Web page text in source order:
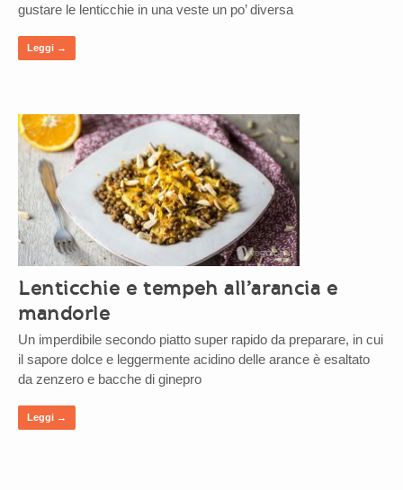
gustare le lenticchie in una veste un po’ diversa
Leggi →
Lenticchie e tempeh all’arancia e
mandorle
Un imperdibile secondo piatto super rapido da preparare, in cui
il sapore dolce e leggermente acidino delle arance è esaltato
da zenzero e bacche di ginepro
Leggi →